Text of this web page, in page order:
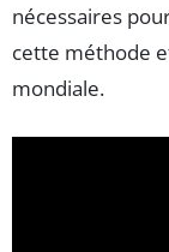
nécessaires
cette méthode
mondiale.